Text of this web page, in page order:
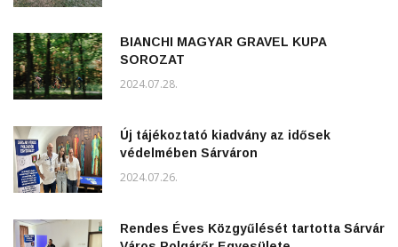
BIANCHI MAGYAR GRAVEL KUPA
SOROZAT
2024.07.28.
Új tájékoztató kiadvány az idősek
védelmében Sárváron
2024.07.26.
Rendes Éves Közgyűlését tartotta Sárvár